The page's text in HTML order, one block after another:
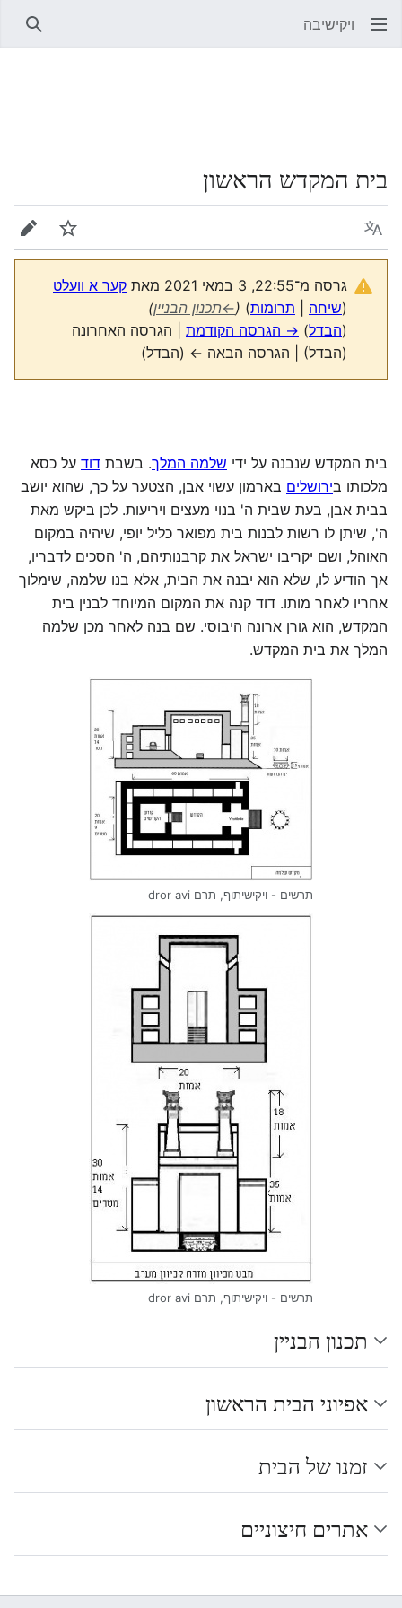
ויקישיבה
בית המקדש הראשון
שפה מעקב
גרסה מ־22:55, 3 במאי 2021 מאת
קער א וועלט
(שיחה תרומות)
(
←תכנון הבניין)
(הבדל) → הגרסה הקודמת | הגרסה האחרונה
(הבדל) | הגרסה הבאה ← (הבדל)
בית המקדש שנבנה על ידי שלמה המלך. בשבת דוד על כסא
מלכותו בירושלים בארמון עשוי אבן, הצטער על כך, שהוא יושב
בבית אבן, בעת שבית ה' בנוי מעצים ויריעות. לכן ביקש מאת
ה', שיתן לו רשות לבנות בית מפואר כליל יופי, שיהיה במקום
האוהל, ושם יקריבו ישראל את קרבנותיהם, ה' הסכים לדבריו,
אך הודיע לו, שלא הוא יבנה את הבית, אלא בנו שלמה, שימלוך
אחריו לאחר מותו. דוד קנה את המקום המיוחד לבנין בית
המקדש, הוא גורן ארונה היבוסי. שם בנה לאחר מכן שלמה
המלך את בית המקדש.
תרשים - ויקישיתוף, תרם dror avi
תרשים - ויקישיתוף, תרם dror avi
תכנון הבניין
אפיוני הבית הראשון
זמנו של הבית
אתרים חיצוניים